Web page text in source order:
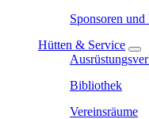
Sponsoren und
Hütten & Service
Bibliothek
Vereinsräume